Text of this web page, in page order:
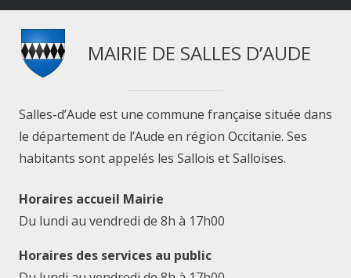
MAIRIE DE SALLES D’AUDE
Salles-d’Aude est une commune française située dans
le département de l’Aude en région Occitanie. Ses
habitants sont appelés les Sallois et Salloises.
Horaires accueil Mairie
Du lundi au vendredi de 8h à 17h00
Horaires des services au public